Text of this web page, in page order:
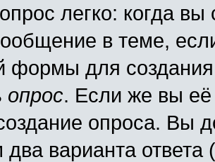
легко: когда
в теме,
формы для
. Если же вы её
опроса. Вы
варианта ответа